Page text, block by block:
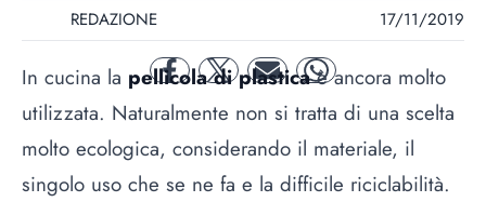
REDAZIONE 17/11/2019
facebooktwitter mail whatsapp
In cucina la pellicola di plasticaè ancora molto
utilizzata. Naturalmente non si tratta di una scelta
molto ecologica, considerando il materiale, il
singolo uso che se ne fa e la difficile riciclabilità.